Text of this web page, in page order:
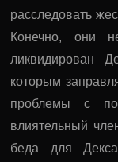
расследовать
Конечно, они
ликвидирован
которым
проблемы с
влиятельный
беда для